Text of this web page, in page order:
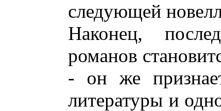
следующей
Наконец,
романов
- он же
литературы и